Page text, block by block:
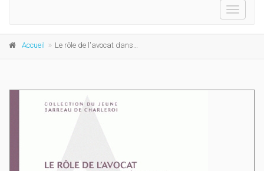
Toggle
Accueil Le rôle de l'avocat dans la phase préliminaire du procès pénal